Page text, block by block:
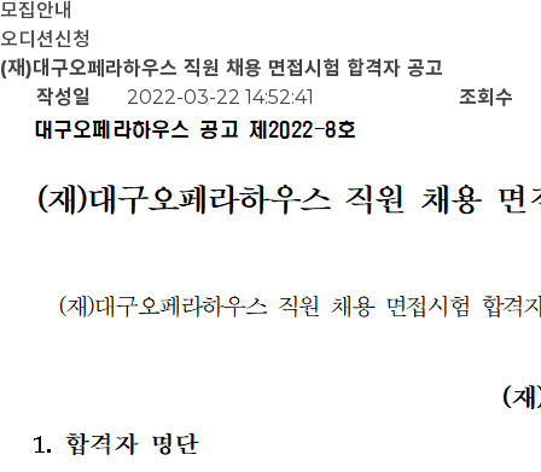
모집안내
오디션신청
(재)대구오페라하우스 직원 채용 면접시험 합격자 공고
작성일
2022-03-22 14:52:41 조회수